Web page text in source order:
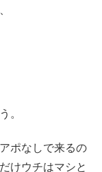
。
ポなしで来るの
けウチはマシと